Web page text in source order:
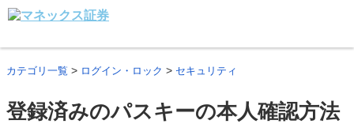
カテゴリ一覧 > ログイン・ロック > セキュリティ
登録済みのパスキーの本人確認方法